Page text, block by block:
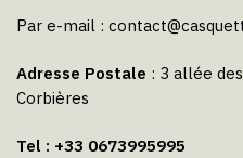
Par e-mail :
Adresse Postale : 3 allée
Corbières
Tel : +33 0673995995